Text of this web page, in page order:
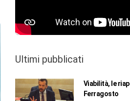
Ultimi pubblicati
Viabilità, le
Ferragosto